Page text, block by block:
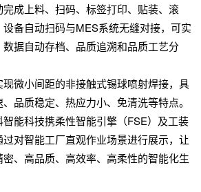
成上料、扫码、标签打印、贴装、滚
备自动扫码与MES系统无缝对接，可实
据自动存档、品质追溯和品质工艺分
微小间距的非接触式锡球喷射焊接，具
品质稳定、热应力小、免清洗等特点。
能科技携柔性智能引擎（FSE）及工装
对智能工厂直观作业场景进行展示，让
、高品质、高效率、高柔性的智能化生